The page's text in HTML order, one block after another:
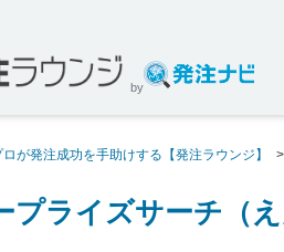
by
が発注成功を手助けする【発注ラウンジ】 >
プライズサーチ（